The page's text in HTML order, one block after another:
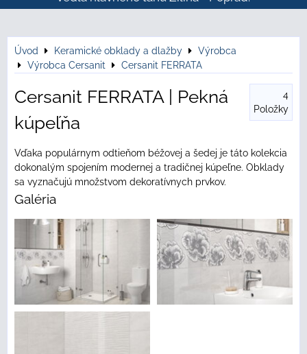
Úvod Keramické obklady a dlažby
Výrobca
Výrobca Cersanit
Cersanit FERRATA
Cersanit FERRATA | Pekná
kúpeľňa
4
Položky
Vďaka populárnym odtieňom béžovej a šedej je táto kolekcia
dokonalým spojením modernej a tradičnej kúpeľne. Obklady
sa vyznačujú množstvom dekoratívnych prvkov.
Galéria